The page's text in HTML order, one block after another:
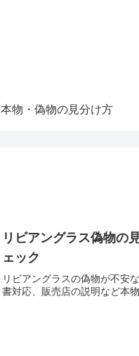
本物・偽物の見分け方
リビアングラス偽物の
ェック
リビアングラスの偽物が不安
書対応、販売店の説明など本